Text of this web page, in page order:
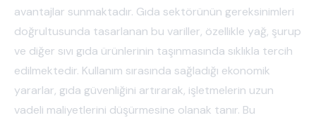
avantajlar sunmaktadır. Gıda sektörünün gereksinimleri
doğrultusunda tasarlanan bu variller, özellikle yağ, şurup
ve diğer sıvı gıda ürünlerinin taşınmasında sıklıkla tercih
edilmektedir. Kullanım sırasında sağladığı ekonomik
yararlar, gıda güvenliğini artırarak, işletmelerin uzun
vadeli maliyetlerini düşürmesine olanak tanır. Bu